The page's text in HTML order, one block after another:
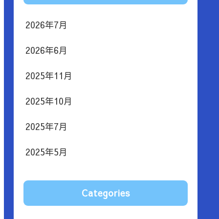
2026年7月
2026年6月
2025年11月
2025年10月
2025年7月
2025年5月
Categories